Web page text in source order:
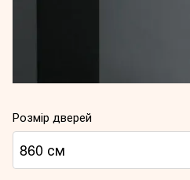
Розмір дверей
860 см